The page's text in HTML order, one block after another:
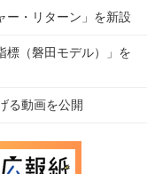
ー・リターン」を新設
標（磐田モデル）」を
る動画を公開